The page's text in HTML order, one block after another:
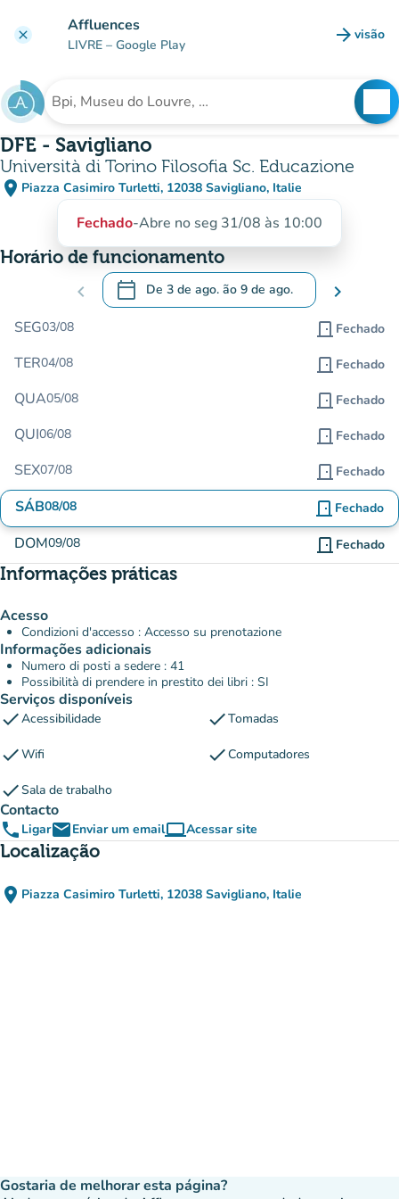
clear Affluences
LIVRE – Google Play arrow_forward visão
(novo
Procura uma instituição
DFE - Savigliano
Università di Torino Filosofia Sc. Educazione
place Piazza Casimiro Turletti, 12038 Savigliano, Italie
(abrir no Google Maps)
(novo separador)
Fechado-Abre no seg 31/08 às 10:00
Horário de funcionamento
chevron_left calendar_today De 3 de ago. ão 9 de ago.
.Abra o calendário para alterar as datas
chevron_right
SEG03/08 door_front Fechado
TER04/08 door_front Fechado
QUA05/08 door_front Fechado
QUI06/08 door_front Fechado
SEX07/08 door_front Fechado
SÁB08/08 door_front Fechado
DOM09/08 door_front Fechado
Informações práticas
Acesso
Condizioni d'accesso : Accesso su prenotazione
Informações adicionais
Numero di posti a sedere : 41
Possibilità di prendere in prestito dei libri : SI
Serviços disponíveis
checkAcessibilidade checkTomadas
checkWifi checkComputadores
checkSala de trabalho
Contacto
phone LigaremailEnviar um emailcomputerAcessar site
(novo separador)
Localização
place Piazza Casimiro Turletti, 12038 Savigliano, Italie
(abrir no Google Maps)
(novo separador)
Gostaria de melhorar esta página?